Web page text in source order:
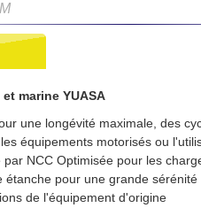
marine YUASA
une longévité maximale, des
équipements motorisés ou
par NCC Optimisée pour les
étanche pour une grande sérénité
de l'équipement d'origine